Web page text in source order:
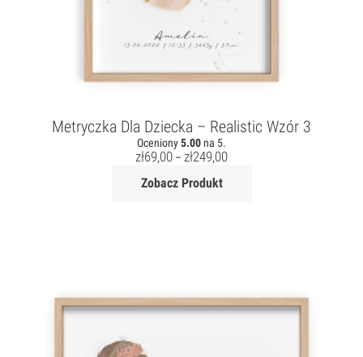
Metryczka Dla Dziecka – Realistic Wzór 3
Oceniony5.00 na 5.
zł69,00 – zł249,00
Zobacz Produkt